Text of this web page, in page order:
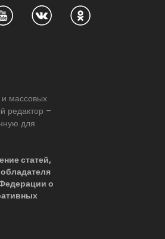
массовых
редактор –
для
статей,
о